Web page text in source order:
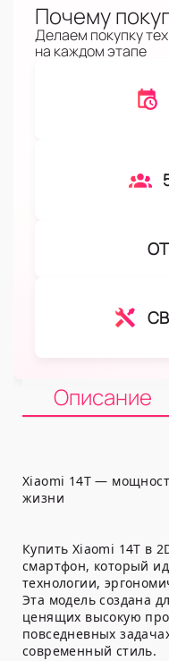
Почему
Делаем покупку
на каждом этапе
Описание
Xiaomi 14T —
жизни
Купить Xiaomi 14T в
смартфон, который
технологии,
Эта модель создана
ценящих высокую
повседневных
современный стиль.